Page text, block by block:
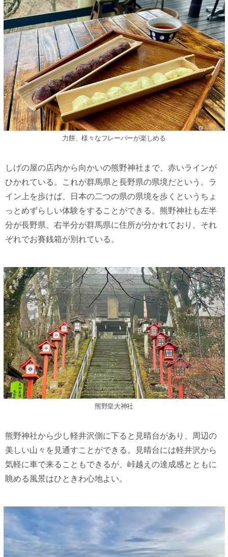
力餅、様々なフレーバーが楽しめる
しげの屋の店内から向かいの熊野神社まで、赤いラインが
ひかれている。これが群馬県と長野県の県境だという。ラ
イン上を歩けば、日本の二つの県の県境を歩くというちょ
っとめずらしい体験をすることができる。熊野神社も左半
分が長野県、右半分が群馬県に住所が分かれており、それ
ぞれでお賽銭箱が別れている。
熊野皇大神社
熊野神社から少し軽井沢側に下ると見晴台があり、周辺の
美しい山々を見通すことができる。見晴台には軽井沢から
気軽に車で来ることもできるが、峠越えの達成感とともに
眺める風景はひときわ心地よい。